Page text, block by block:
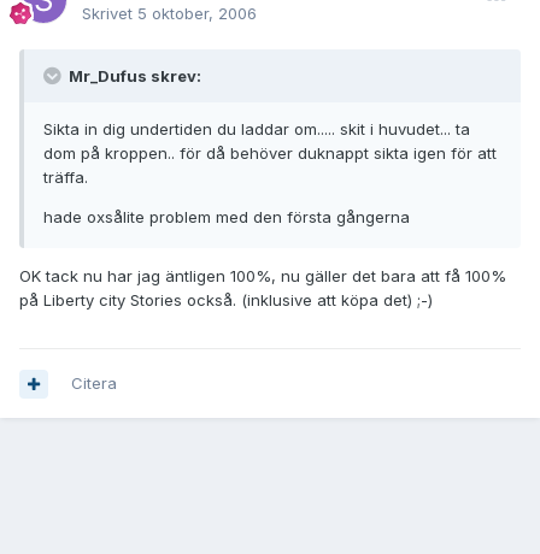
Skrivet 5 oktober, 2006
Mr_Dufus skrev:
Sikta in dig undertiden du laddar om..... skit i huvudet... ta
dom på kroppen.. för då behöver duknappt sikta igen för att
träffa.
hade oxsålite problem med den första gångerna
OK tack nu har jag äntligen 100%, nu gäller det bara att få 100%
på Liberty city Stories också. (inklusive att köpa det) ;-)
Citera